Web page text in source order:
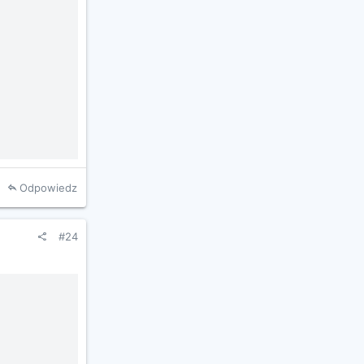
Odpowiedz
#24